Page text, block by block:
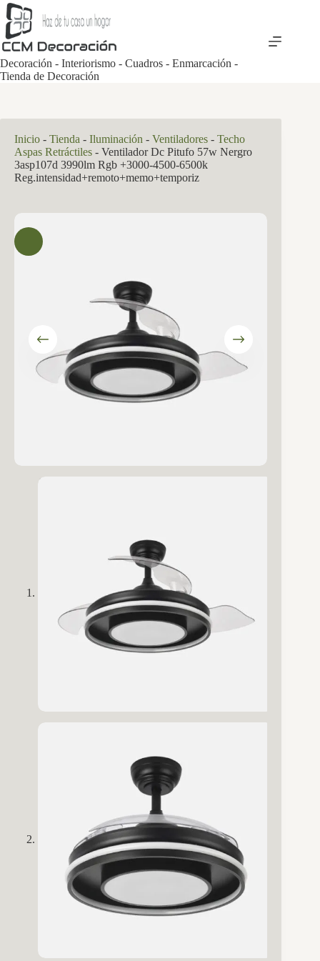
Saltar
al
contenido
Decoración - Interiorismo - Cuadros - Enmarcación -
Tienda de Decoración
Inicio - Tienda - Iluminación - Ventiladores - Techo
Aspas Retráctiles - Ventilador Dc Pitufo 57w Nergro
3asp107d 3990lm Rgb +3000-4500-6500k
Reg.intensidad+remoto+memo+temporiz